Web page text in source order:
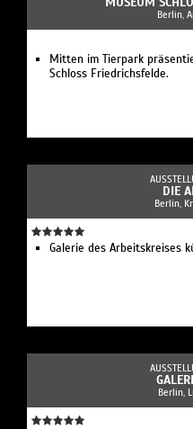
Berlin,
Mitten im Tierpark
Schloss Friedrichsfelde.
DIE
Berlin,
Galerie des Arbeitskreises
Berlin,